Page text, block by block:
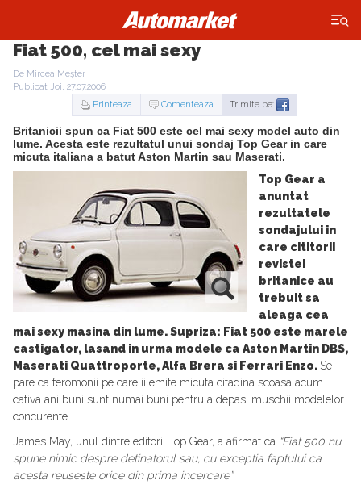
×
Fiat 500, cel mai sexy
De Mircea Meșter
Publicat Joi, 27.07.2006
Printeaza
Comenteaza Trimite pe:
Britanicii spun ca Fiat 500 este cel mai sexy model auto din
lume. Acesta este rezultatul unui sondaj Top Gear in care
micuta italiana a batut Aston Martin sau Maserati.
Top Gear a
anuntat
rezultatele
sondajului in
care cititorii
revistei
britanice au
trebuit sa
aleaga cea
mai sexy masina din lume. Supriza: Fiat 500 este marele
castigator, lasand in urma modele ca Aston Martin DBS,
Maserati Quattroporte, Alfa Brera si Ferrari Enzo. Se
pare ca feromonii pe care ii emite micuta citadina scoasa acum
cativa ani buni sunt numai buni pentru a depasi muschii modelelor
concurente.
James May, unul dintre editorii Top Gear, a afirmat ca “Fiat 500 nu
spune nimic despre detinatorul sau, cu exceptia faptului ca
acesta reuseste orice din prima incercare”.